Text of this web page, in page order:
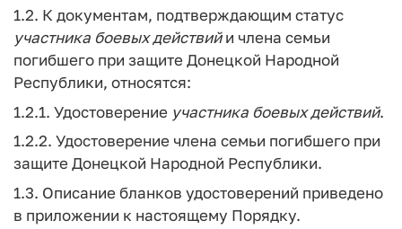
1.2. К документам, подтверждающим статус
участника боевыхдействийи члена семьи
погибшего при защите Донецкой Народной
Республики, относятся:
1.2.1. Удостоверение участника боевыхдействий.
1.2.2. Удостоверение члена семьи погибшего при
защите Донецкой Народной Республики.
1.3. Описание бланков удостоверений приведено
в приложении к настоящему Порядку.